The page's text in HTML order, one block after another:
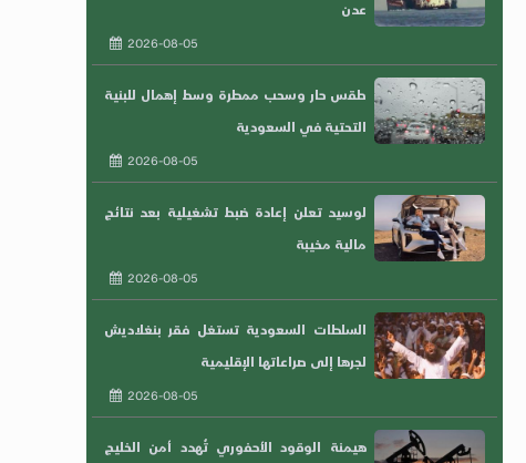
عدن
2026-08-05
طقس حار وسحب ممطرة وسط إهمال للبنية
التحتية في السعودية
2026-08-05
لوسيد تعلن إعادة ضبط تشغيلية بعد نتائج
مالية مخيبة
2026-08-05
السلطات السعودية تستغل فقر بنغلاديش
لجرها إلى صراعاتها الإقليمية
2026-08-05
هيمنة الوقود الأحفوري تُهدد أمن الخليج